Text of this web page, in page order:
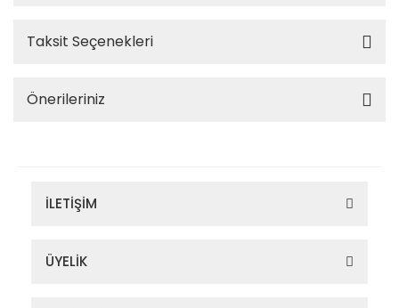
Taksit Seçenekleri
Önerileriniz
İLETİŞİM
ÜYELİK